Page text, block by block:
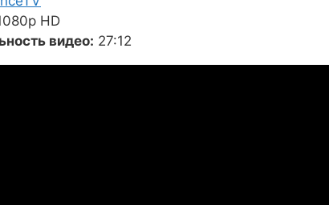
HD
видео: 27:12